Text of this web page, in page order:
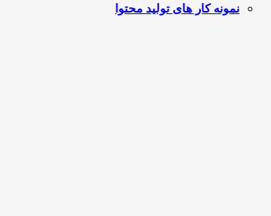
نمونه کار های تولید محتوا